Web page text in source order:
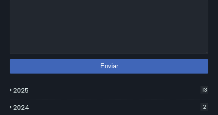
2025 13
2024 2